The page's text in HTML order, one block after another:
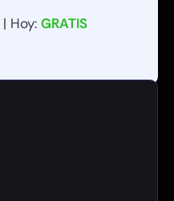
| Hoy: GRATIS